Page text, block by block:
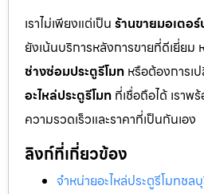
เราไม่เพียงแต่เป็น ร้านขายมอเตอร์
ยังเน้นบริการหลังการขายที่ดีเยี่ย
ช่างซ่อมประตูรีโมท หรือต้องการเ
อะไหล่ประตูรีโมท ที่เชื่อถือได้ เรา
ความรวดเร็วและราคาที่เป็นกันเอง
ลิงก์ที่เกี่ยวข้อง
จำหน่ายอะไหล่ประตูรีโมทชล